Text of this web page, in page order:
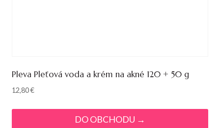
Pleva Pleťová voda a krém na akné 120 + 50 g
12,80€
DO OBCHODU →